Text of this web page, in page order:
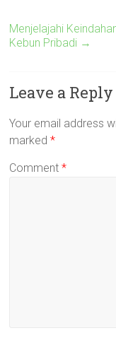
Menjelajahi
Kebun Pribadi →
Leave a Reply
Your email address
marked*
Comment*